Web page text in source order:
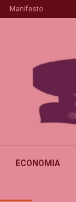
Manifesto
ECONOMIA